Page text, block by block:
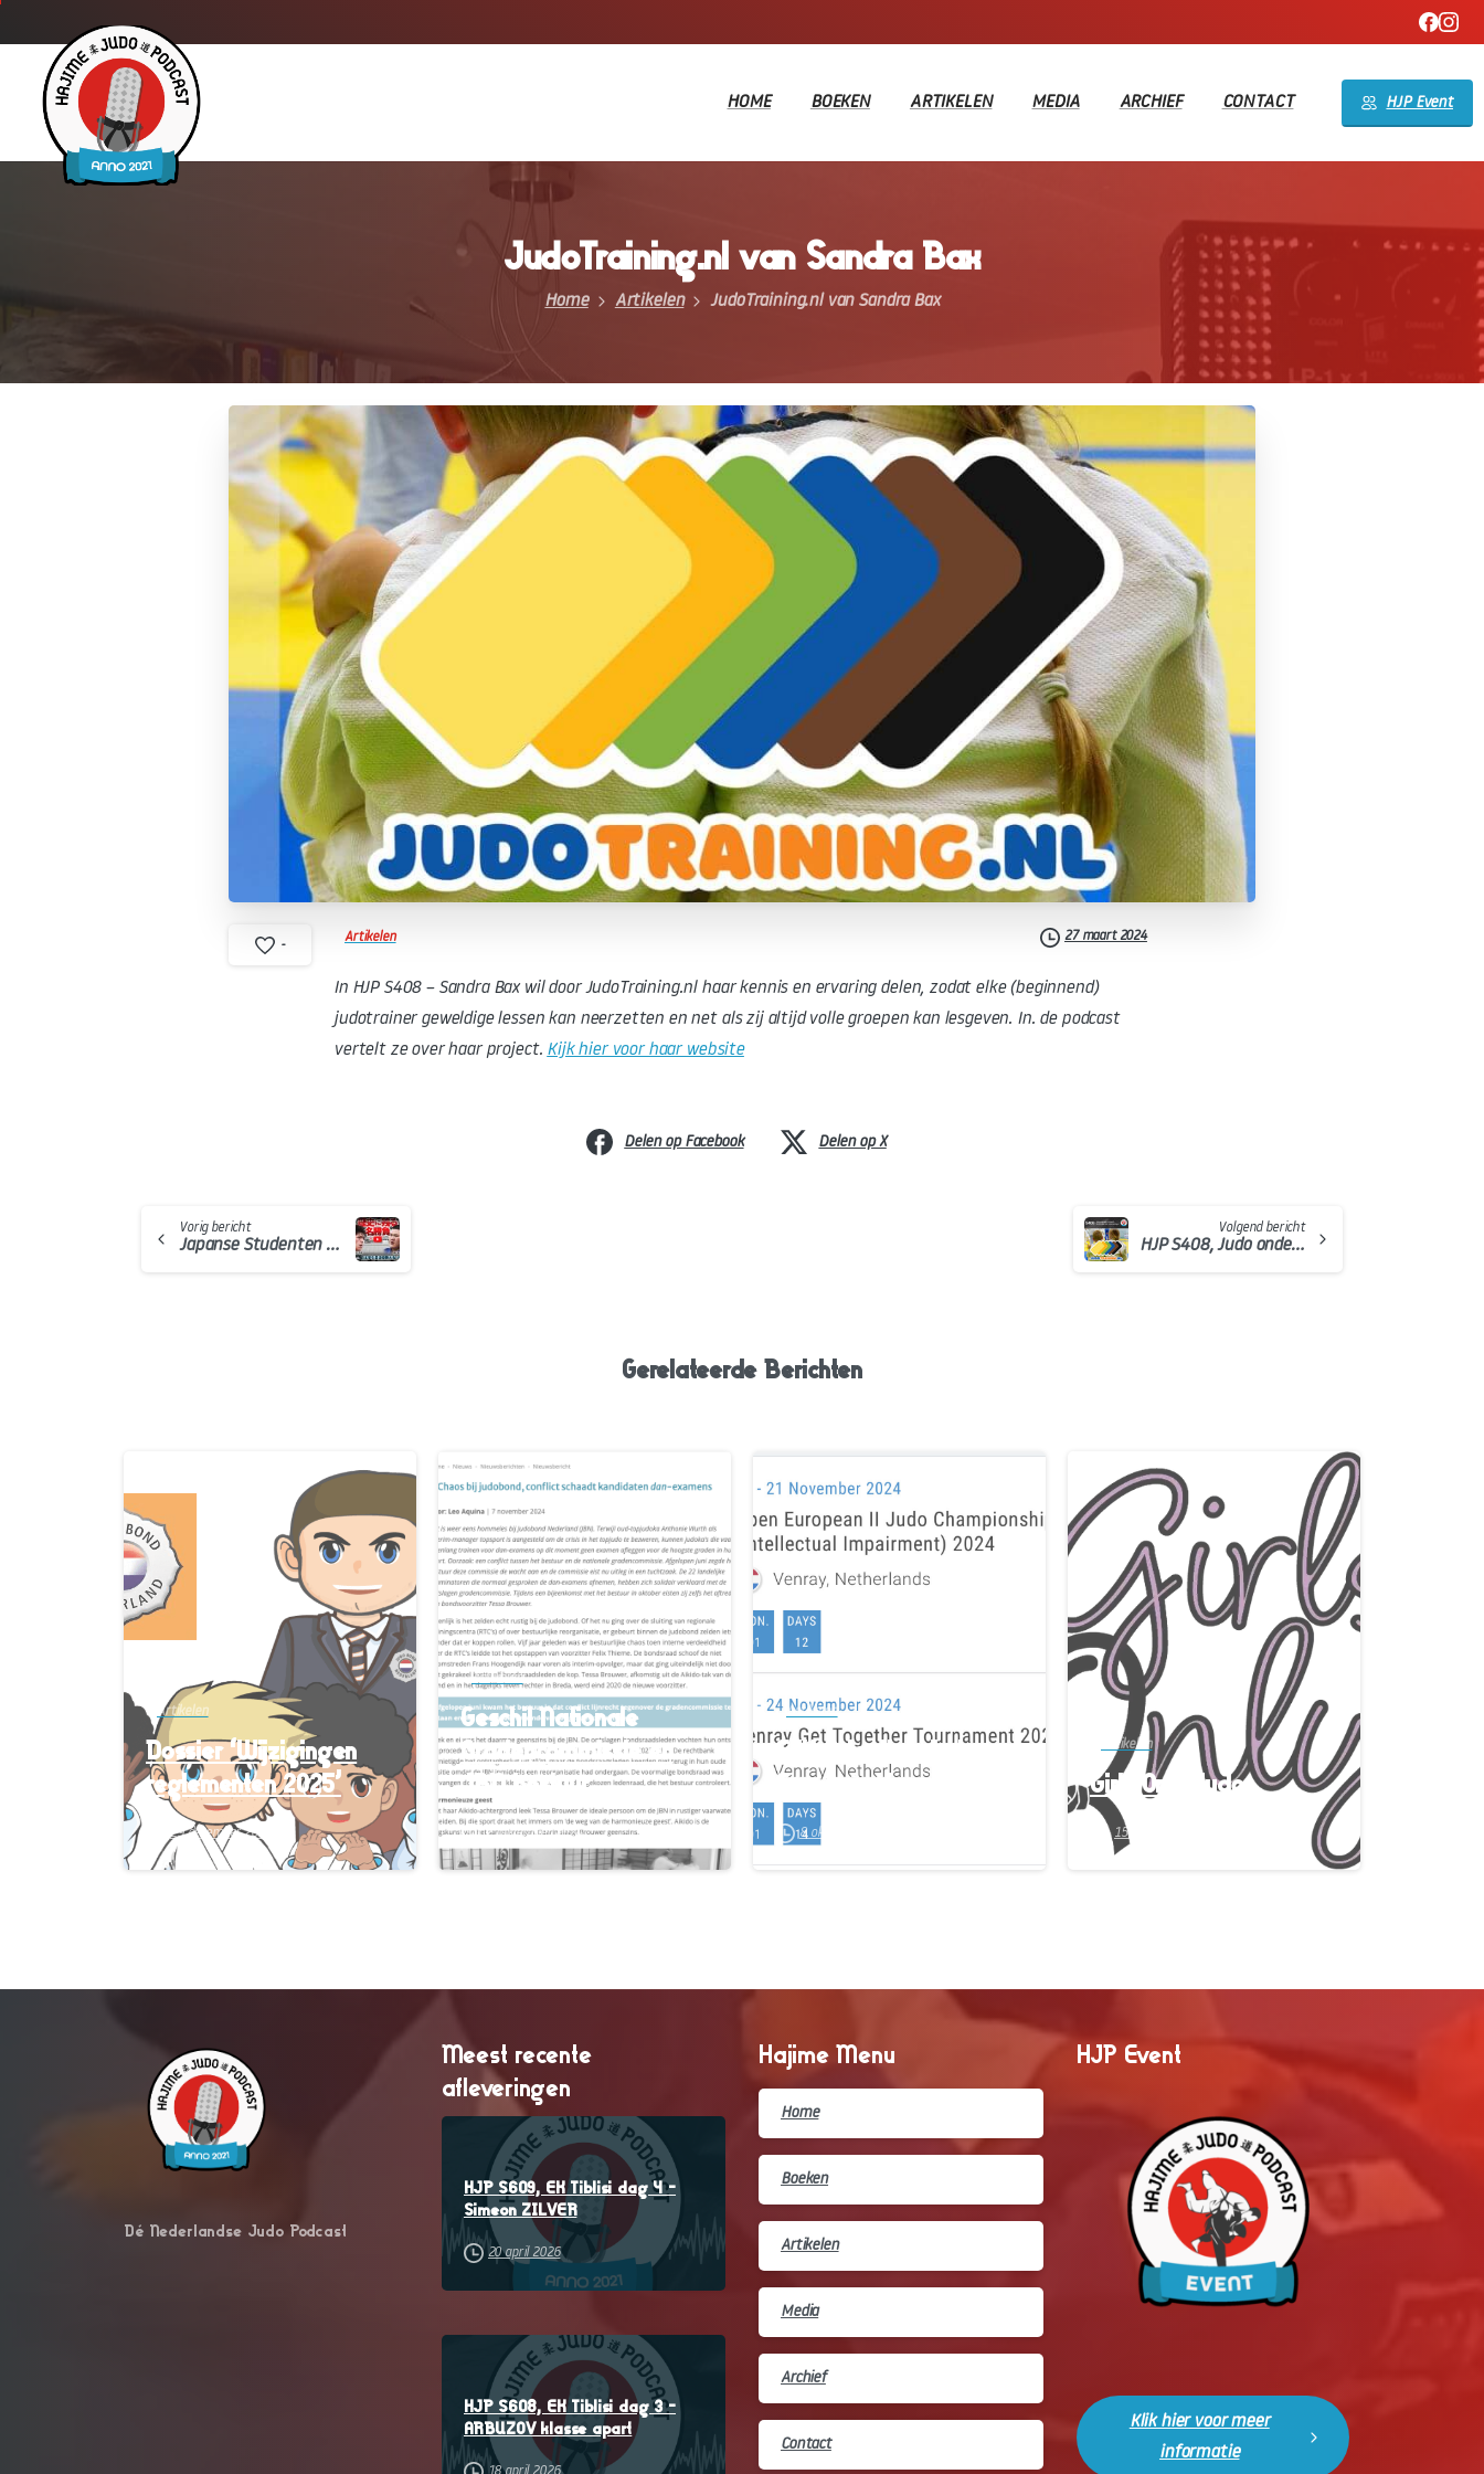
HOME BOEKEN ARTIKELEN MEDIA ARCHIEF CONTACT HJP Event
JudoTraining.nl van Sandra Bax
Home Artikelen JudoTraining.nl van Sandra Bax
-
Artikelen 27 maart 2024
In HJP S408– Sandra Bax wil door JudoTraining.nl haar kennis en ervaring delen, zodat elke (beginnend)
judotrainer geweldige lessen kan neerzetten en net als zij altijd volle groepen kan lesgeven. In. de podcast
vertelt ze over haar project. Kijk hier voor haar website
Delen op Facebook Delen op X
Continue
Vorig bericht
Japanse Studenten kampioenschap met Murao en Saito op YT
Volgend bericht
HJP S408, Judo onderwijs 2.0 deel 5, Sandra Bax over Judotraining.nl
Gerelateerde Berichten
Artikelen
Dossier ‘Wijzigingen
reglementen 2025’
29 december 2024
-
Artikelen
Geschil Nationale
Gradencommissie en
JBN bestuur
7 november 2024
Artikelen
EJU Adaptive Judo
Events in Venray
8 oktober 2024
Artikelen
Girls Only Judo
15 september 2024
Dé Nederlandse Judo Podcast
Meest recente
afleveringen
HJP S609, EK Tiblisi dag 4 –
Simeon ZILVER
20 april 2026
HJP S608, EK Tiblisi dag 3 –
ARBUZOV klasse apart
18 april 2026
Hajime Menu
Home
Boeken
Artikelen
Media
Archief
Contact
HJP Event
Klik hier voor meer
informatie